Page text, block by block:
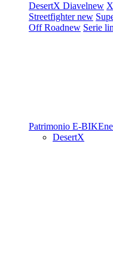
DesertX Diavelnew
Streetfighternew
Off Roadnew Serie
Patrimonio E-BIKE
DesertX